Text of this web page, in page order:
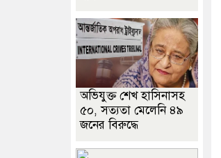
অভিযুক্ত শেখ হাসিনাসহ
৫০, সত্যতা মেলেনি ৪৯
জনের বিরুদ্ধে